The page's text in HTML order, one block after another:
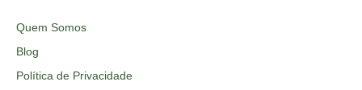
Quem Somos
Blog
Política de Privacidade